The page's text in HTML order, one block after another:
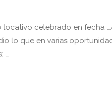
celebrado en fecha
lo que en varias